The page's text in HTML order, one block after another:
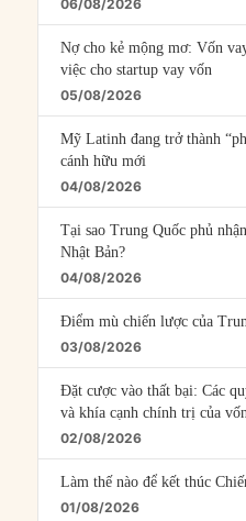
06/08/2026
Nợ cho kẻ mộng mơ: Vốn
việc cho startup vay vốn
05/08/2026
Mỹ Latinh đang trở thành
cánh hữu mới
04/08/2026
Tại sao Trung Quốc phủ
Nhật Bản?
04/08/2026
Điểm mù chiến lược của
03/08/2026
Đặt cược vào thất bại: Các
và khía cạnh chính trị của
02/08/2026
Làm thế nào để kết thúc
01/08/2026